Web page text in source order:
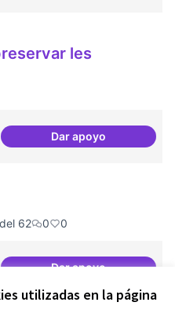
utilizadas en la página
les
Dar apoyoLa importància
62 0 0
Dar apoyo